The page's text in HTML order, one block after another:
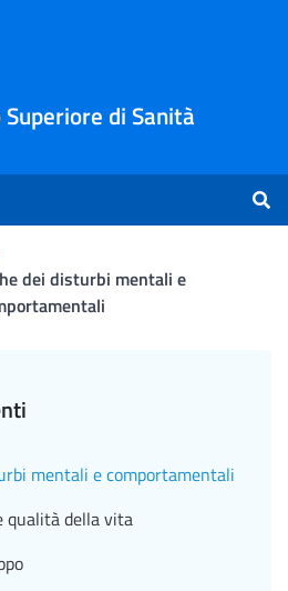
di Sanità
dei disturbi mentali e
mentali e comportamentali
qualità della vita